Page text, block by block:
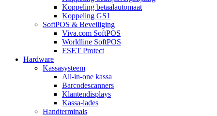
Koppeling betaalautomaat
Koppeling GS1
SoftPOS & Beveiliging
Viva.com SoftPOS
Worldline SoftPOS
ESET Protect
Hardware
Kassasysteem
All-in-one kassa
Barcodescanners
Klantendisplays
Kassa-lades
Handterminals